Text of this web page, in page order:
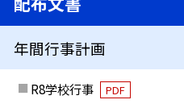
年間行事計画
R8学校行事 PDF